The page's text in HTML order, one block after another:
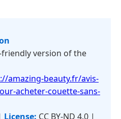
version of the
amazing-beauty.fr/avis-
acheter-couette-sans-
License: CC BY-ND 4.0 |